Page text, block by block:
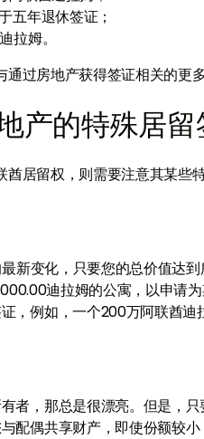
五年退休签证；
拉姆。
过房地产获得签证相关的更多
产的特殊居
居留权，则需要注意其某些
新变化，只要您的总价值达
迪拉姆的公寓，以申请
，例如，一个200万阿联酋
者，那总是很漂亮。但是，
配偶共享财产，即使份额较小